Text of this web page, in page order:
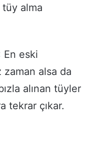
tüy alma
En eski
alsa da
alınan tüyler
tekrar çıkar.